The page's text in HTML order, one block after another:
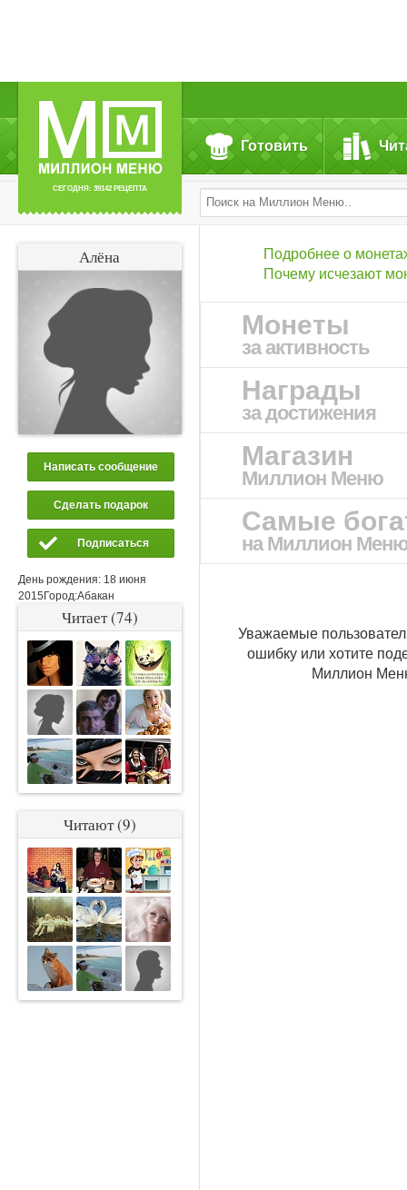
СЕГОДНЯ: 39142 РЕЦЕПТА
Готовить
Алёна
Написать сообщение
Сделать подарок
Подписаться
День рождения: 18 июня
2015 Город:Абакан
Читает (74)
Читают (9)
Подробнее о
Почему исчезают
Монеты
за активность
Награды
за достижения
Магазин
Миллион Меню
Самые
на Миллион
Уважаемые
ошибку или хотите
Миллион